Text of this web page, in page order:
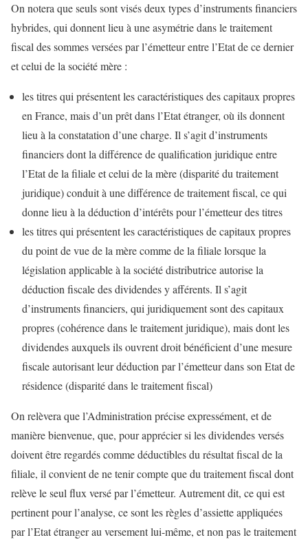
On notera que seuls sont visés deux types d’instruments financiers
hybrides, qui donnent lieu à une asymétrie dans le traitement
fiscal des sommes versées par l’émetteur entre l’Etat de ce dernier
et celui de la société mère :
les titres qui présentent les caractéristiques des capitaux propres
en France, mais d’un prêt dans l’Etat étranger, où ils donnent
lieu à la constatation d’une charge. Il s’agit d’instruments
financiers dont la différence de qualification juridique entre
l’Etat de la filiale et celui de la mère (disparité du traitement
juridique) conduit à une différence de traitement fiscal, ce qui
donne lieu à la déduction d’intérêts pour l’émetteur des titres
les titres qui présentent les caractéristiques de capitaux propres
du point de vue de la mère comme de la filiale lorsque la
législation applicable à la société distributrice autorise la
déduction fiscale des dividendes y afférents. Il s’agit
d’instruments financiers, qui juridiquement sont des capitaux
propres (cohérence dans le traitement juridique), mais dont les
dividendes auxquels ils ouvrent droit bénéficient d’une mesure
fiscale autorisant leur déduction par l’émetteur dans son Etat de
résidence (disparité dans le traitement fiscal)
On relèvera que l’Administration précise expressément, et de
manière bienvenue, que, pour apprécier si les dividendes versés
doivent être regardés comme déductibles du résultat fiscal de la
filiale, il convient de ne tenir compte que du traitement fiscal dont
relève le seul flux versé par l’émetteur. Autrement dit, ce qui est
pertinent pour l’analyse, ce sont les règles d’assiette appliquées
par l’Etat étranger au versement lui-même, et non pas le traitement